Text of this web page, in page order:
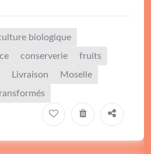
biologique
conserverie
fruits
Livraison
Moselle